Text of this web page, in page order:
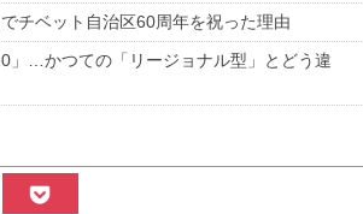
チベット自治区60周年を祝った理由
」…かつての「リージョナル型」とどう違